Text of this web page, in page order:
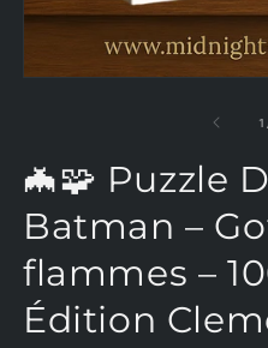
une
fenêtre
modale
1
🦇🧩 Puzzle
Batman –
flammes –
Édition